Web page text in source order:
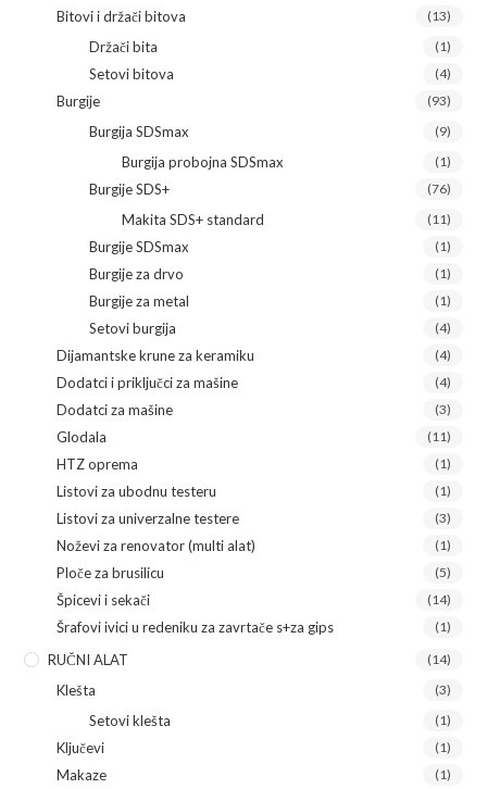
Bitovi i držači bitova (13)
Držači bita (1)
Setovi bitova (4)
Burgije (93)
Burgija SDSmax (9)
Burgija probojna SDSmax (1)
Burgije SDS+ (76)
Makita SDS+ standard (11)
Burgije SDSmax (1)
Burgije za drvo (1)
Burgije za metal (1)
Setovi burgija (4)
Dijamantske krune za keramiku (4)
Dodatci i priključci za mašine (4)
Dodatci za mašine (3)
Glodala (11)
HTZ oprema (1)
Listovi za ubodnu testeru (1)
Listovi za univerzalne testere (3)
Noževi za renovator (multi alat) (1)
Ploče za brusilicu (5)
Špicevi i sekači (14)
Šrafovi ivici u redeniku za zavrtače s+za gips (1)
RUČNI ALAT (14)
Klešta (3)
Setovi klešta (1)
Ključevi (1)
Makaze (1)